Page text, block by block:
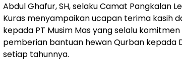
Abdul Ghafur, SH, selaku Camat Pangkalan
Kuras menyampaikan ucapan terima kasih
kepada PT Musim Mas yang selalu
pemberian bantuan hewan Qurban kepada
setiap tahunnya.